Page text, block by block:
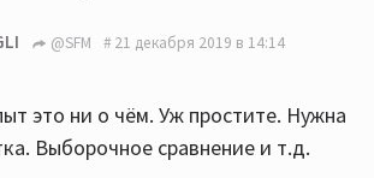
@SFM 21 декабря 2019 в 14:14
это ни о чём. Уж простите. Нужна
Выборочное сравнение и т.д.